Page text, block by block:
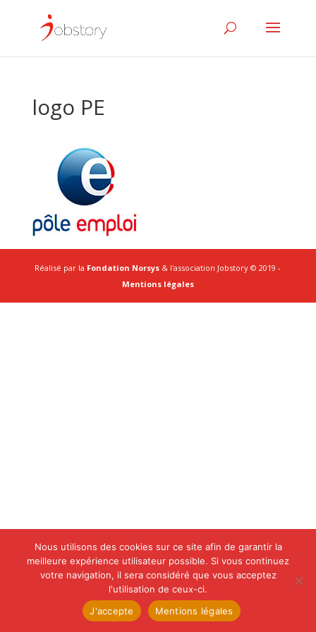
logo PE
Réalisé par la Fondation Norsys & l'association Jobstory © 2019 -
Mentions légales
Nous utilisons des cookies sur ce site afin de garantir la
meilleure expérience utilisateur possible. Si vous continuez
votre navigation, il sera considéré que vous acceptez
l'utilisation de ceux-ci.
J'accepte
Mentions légales